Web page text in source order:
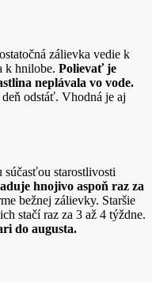
zálievka vedie k
k hnilobe. Polievať je
neplávala vo vode.
odstáť. Vhodná je aj
starostlivosti
hnojivo aspoň raz za
bežnej zálievky. Staršie
stačí raz za 3 až 4 týždne.
do augusta.